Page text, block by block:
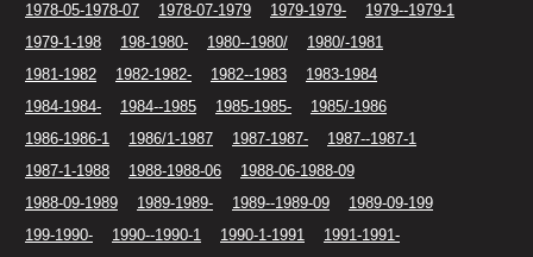
1978-05-1978-07
1978-07-1979 1979-1979-
1979--1979-1
1979-1-198
198-1980- 1980--1980/
1980/-1981
1981-1982
1982-1982- 1982--1983
1983-1984
1984-1984-
1984--1985 1985-1985-
1985/-1986
1986-1986-1
1986/1-1987 1987-1987-
1987--1987-1
1987-1-1988
1988-1988-06
1988-06-1988-09
1988-09-1989
1989-1989- 1989--1989-09
1989-09-199
199-1990-
1990--1990-1 1990-1-1991
1991-1991-